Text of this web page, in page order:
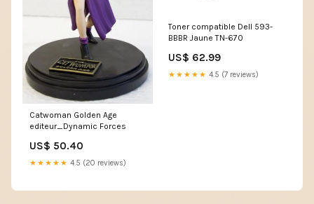
Catwoman Golden Age
editeur_Dynamic Forces
US$ 50.40
★★★★★ 4.5 (20 reviews)
Toner compatible Dell 593-
BBBR Jaune TN-670
US$ 62.99
★★★★★ 4.5 (7 reviews)